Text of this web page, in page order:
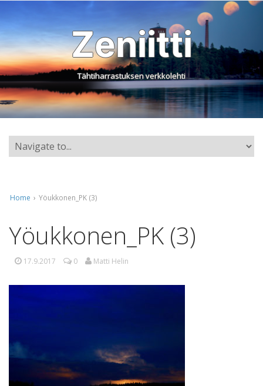
Zeniitti
Tähtiharrastuksen verkkolehti
Home › Yöukkonen_PK (3)
Yöukkonen_PK (3)
17.9.2017 0 Matti Helin